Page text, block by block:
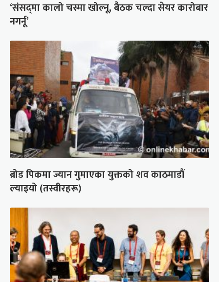
‘संसद्‍मा कालो चस्मा खोल्नू, बैठक चल्दा सेयर कारोबार
नगर्नू’
ब्रोड पिकमा ज्यान गुमाएका युक्तको शव काठमाडौं
ल्याइयो (तस्वीरहरू)